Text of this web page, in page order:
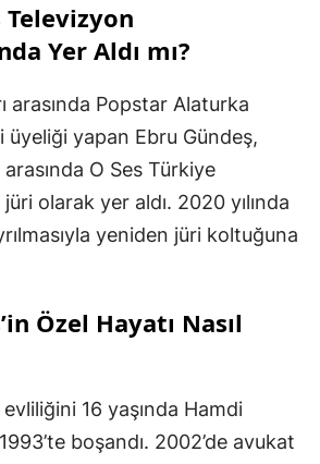
Televizyon
Yer Aldı mı?
arasında Popstar Alaturka
üyeliği yapan Ebru Gündeş,
arasında O Ses Türkiye
jüri olarak yer aldı. 2020 yılında
yeniden jüri koltuğuna
Özel Hayatı Nasıl
16 yaşında Hamdi
boşandı. 2002’de avukat